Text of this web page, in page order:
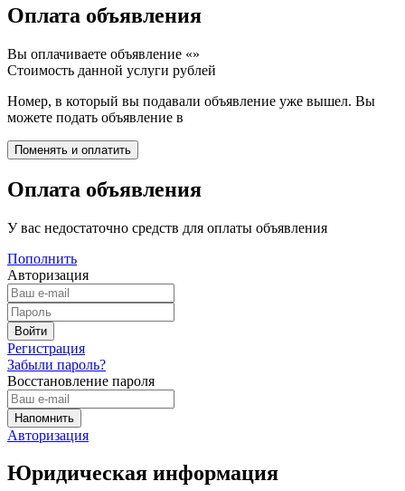
Оплата объявления
Вы оплачиваете объявление «»
Стоимость данной услуги рублей
Номер, в который вы подавали объявление уже вышел. Вы
можете подать объявление в
Оплата объявления
У вас недостаточно средств для оплаты объявления
Пополнить
Авторизация
Регистрация
Забыли пароль?
Восстановление пароля
Авторизация
Юридическая информация